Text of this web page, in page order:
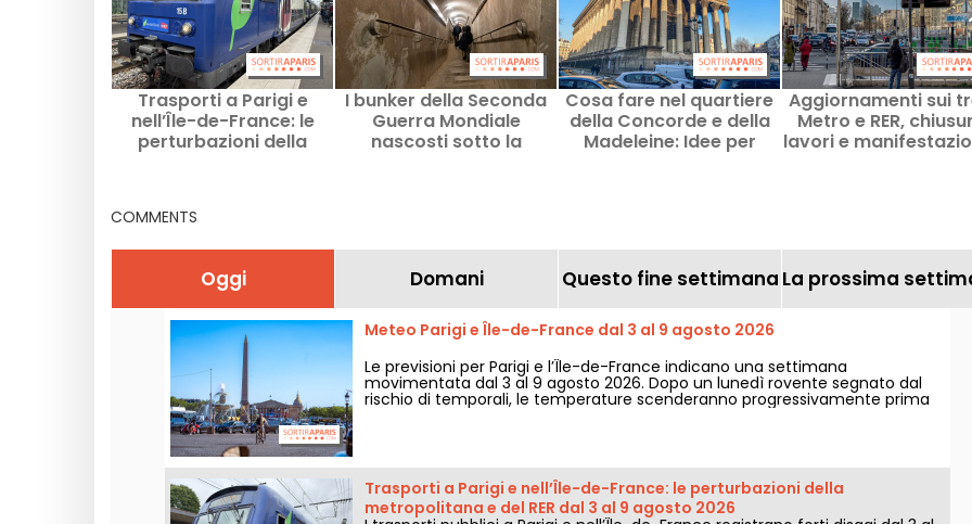
Trasporti a Parigi e
nell’Île-de-France: le
perturbazioni della
I bunker della Seconda
Guerra Mondiale
nascosti sotto la
Cosa fare nel quartiere
della Concorde e della
Madeleine: Idee per
Aggiornamenti sui
Metro e RER,
lavori e
COMMENTS
Oggi Domani Questo fine settimana La prossima
Meteo Parigi e Île-de-France dal 3 al 9 agosto 2026
Le previsioni per Parigi e l’Île-de-France indicano una settimana
movimentata dal 3 al 9 agosto 2026. Dopo un lunedì rovente segnato dal
rischio di temporali, le temperature scenderanno progressivamente prima
Trasporti a Parigi e nell’Île-de-France: le perturbazioni della
metropolitana e del RER dal 3 al 9 agosto 2026